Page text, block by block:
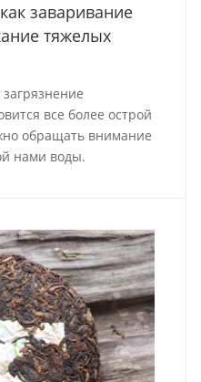
заваривание
тяжелых
все более острой
обращать внимание
нами воды.